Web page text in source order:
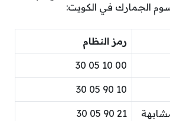
الجمارك في الكويت:
رمز النظام
00 10 05 30
10 90 05 30
21 90 05 30